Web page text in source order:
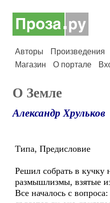
Авторы Произведения
Магазин
О портале
О Земле
Александр Хрульков
Типа, Предисловие
Решил собрать в кучку
размышлизмы, взятые
Все началось с